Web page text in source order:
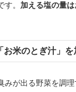
す。 加える塩の量
お米のとぎ汁」
みが出る野菜を調